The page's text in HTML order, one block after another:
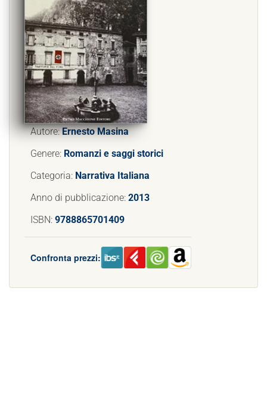
Autore:Ernesto Masina
Genere: Romanzi e saggi storici
Categoria: Narrativa Italiana
Anno di pubblicazione: 2013
ISBN: 9788865701409
Confronta prezzi: